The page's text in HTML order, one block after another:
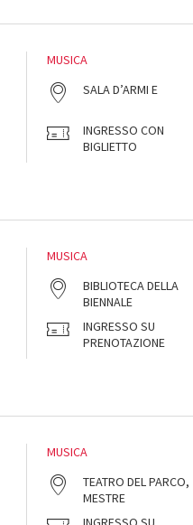
MUSICA
SALA D’ARMI E
INGRESSO CON
BIGLIETTO
MUSICA
BIBLIOTECA DELLA
BIENNALE
INGRESSO SU
PRENOTAZIONE
MUSICA
TEATRO DEL PARCO,
MESTRE